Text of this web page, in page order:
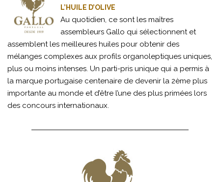
L’HUILE D’OLIVE
Au quotidien, ce sont les maîtres
assembleurs Gallo qui sélectionnent et
assemblent les meilleures huiles pour obtenir des
mélanges complexes aux profils organoleptiques uniques,
plus ou moins intenses. Un parti-pris unique qui a permis à
la marque portugaise centenaire de devenir la 2ème plus
importante au monde et d’être l’une des plus primées lors
des concours internationaux.